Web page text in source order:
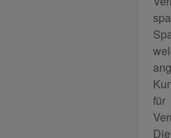
für